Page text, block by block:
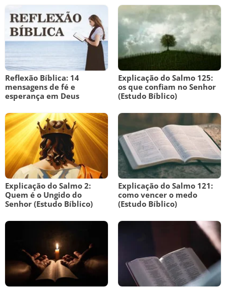
Reflexão Bíblica: 14
mensagens de fé e
esperança em Deus
Explicação do Salmo 125:
os que confiam no Senhor
(Estudo Bíblico)
Explicação do Salmo 2:
Quem é o Ungido do
Senhor (Estudo Bíblico)
Explicação do Salmo 121:
como vencer o medo
(Estudo Bíblico)